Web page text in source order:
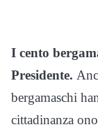
I cento
Presidente.
bergamaschi
cittadinanza